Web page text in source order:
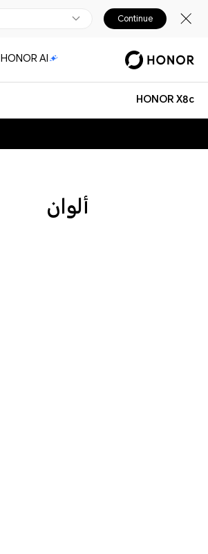
Continue
HONOR AI
HONOR X8c
ألوان